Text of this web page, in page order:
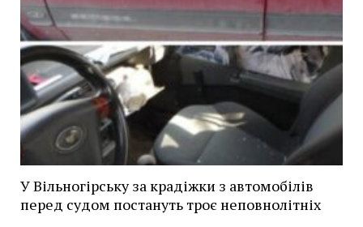
У Вільногірську за крадіжки з автомобілів
перед судом постануть троє неповнолітніх